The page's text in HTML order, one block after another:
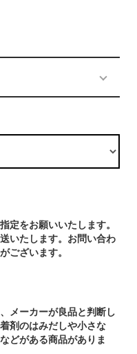
定をお願いいたします。
いたします。お問い合わ
ございます。
メーカーが良品と判断し
剤のはみだしや小さな
どがある商品がありま